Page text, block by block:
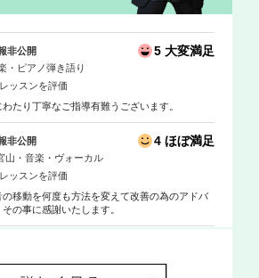
こんな満開の桜の樹の下で』(03年；東京文
京文化会館委嘱作品として、江戸開府400年
れた。 指揮者としては青いサカナ団専属管
poisson bleu＞を率いて幅広い舞台公演を行っ
くるみ割り人形』(97年)で仙台フィルハーモ
)で東京フィルハーモニー交響楽団、『おさ
響楽団、『日本オペラ絵巻』(06年)で東京シ
ク管弦楽団、『終わらない夏の王国』(09年)
非公開 5 大変満足
・ピアノ弾き語り
ッスンを評価
たり丁寧なご指導有難うございます。
非公開 4 ほぼ満足
山・音楽・ヴォーカル
ッスンを評価
移動を何度も方法を変えて改善の為のアドバ
の事に感謝いたします。